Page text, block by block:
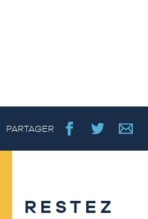
PARTAGER
RESTEZ